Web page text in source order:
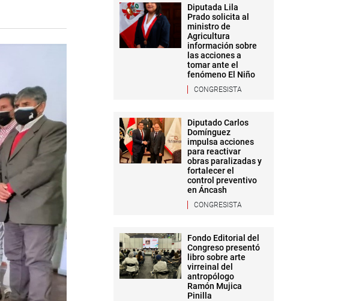
Diputada Lila
Prado solicita al
ministro de
Agricultura
información sobre
las acciones a
tomar ante el
fenómeno El Niño
CONGRESISTA
Diputado Carlos
Domínguez
impulsa acciones
para reactivar
obras paralizadas y
fortalecer el
control preventivo
en Áncash
CONGRESISTA
Fondo Editorial del
Congreso presentó
libro sobre arte
virreinal del
antropólogo
Ramón Mujica
Pinilla